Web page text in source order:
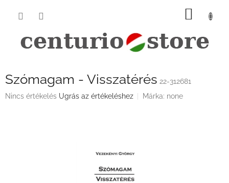
KOSÁR
Szómagam - Visszatérés 22-312681
A
Nincs értékelés Ugrás az értékeléshez Márka: none